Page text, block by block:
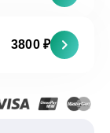
3800 ₽